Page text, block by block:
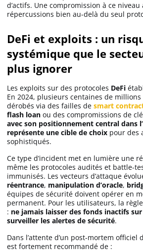
d’actifs. Une compromission à ce
répercussions bien au-delà du seul
DeFi et exploits : un
systémique que le
plus ignorer
Les exploits sur des protocoles DeFi
En 2024, plusieurs centaines de
dérobés via des failles de smart
flash loan ou des compromissions de
avec son positionnement central dans
représente une cible de choix pour des
sophistiqués.
Ce type d’incident met en lumière une
même les protocoles audités et battle-
immunisés. Les vecteurs d’attaque
réentrance, manipulation d’oracle,
équipes de sécurité doivent opérer en
permanent. Pour les utilisateurs, la
: ne jamais laisser des fonds inactifs
surveiller les alertes de sécurité.
Dans l’attente d’un post-mortem officiel
est fortement recommandé de :